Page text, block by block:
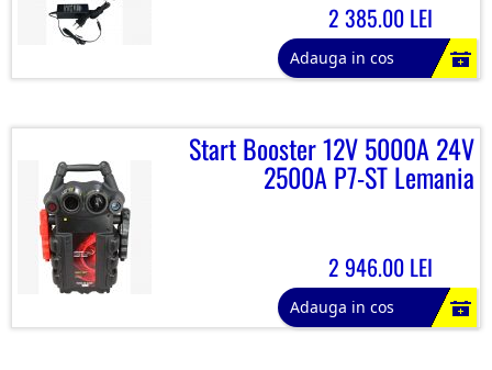
2 385.00 LEI
Adauga in cos
Start Booster 12V 5000A 24V
2500A P7-ST Lemania
2 946.00 LEI
Adauga in cos